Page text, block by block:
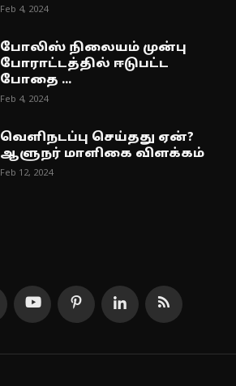
Feb 4, 2024
போலிஸ் நிலையம் முன்பு
போராட்டத்தில் ஈடுபட்ட
போதை ...
Feb 4, 2024
வெளிநடப்பு செய்தது ஏன்?
ஆளுநர் மாளிகை விளக்கம்
Feb 12, 2024